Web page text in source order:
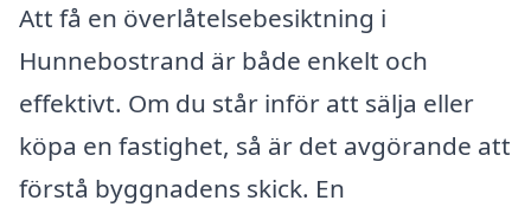
Att få en överlåtelsebesiktning i
Hunnebostrand är både enkelt och
effektivt. Om du står inför att sälja eller
köpa en fastighet, så är det avgörande att
förstå byggnadens skick. En